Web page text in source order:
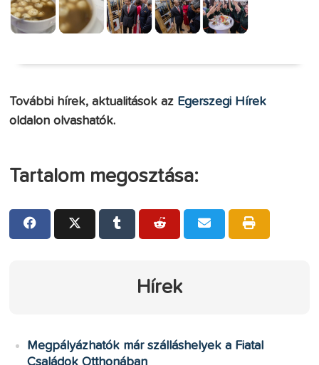
További hírek, aktualitások az Egerszegi Hírek
oldalon olvashatók.
Tartalom megosztása:
Hírek
Megpályázhatók már szálláshelyek a Fiatal
Családok Otthonában